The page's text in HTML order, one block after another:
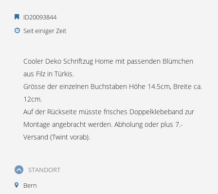
ID20093844
Seit einiger Zeit
Cooler Deko Schriftzug Home mit passenden Blümchen
aus Filz in Türkis.
Grösse der einzelnen Buchstaben Höhe 14.5cm, Breite ca.
12cm.
Auf der Rückseite müsste frisches Doppelklebeband zur
Montage angebracht werden. Abholung oder plus 7.-
Versand (Twint vorab).
STANDORT
Bern